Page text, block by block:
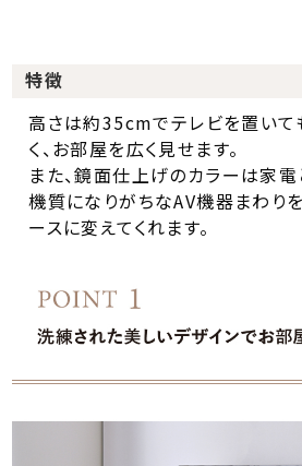
特徴
高さは約35cmでテレビを置いて
く、お部屋を広く見せます。
また、鏡面仕上げのカラーは家電
機質になりがちなAV機器まわり
ースに変えてくれます。